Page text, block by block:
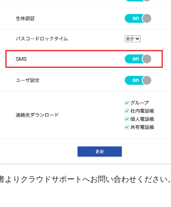
よりクラウドサポートへお問い合わせください。